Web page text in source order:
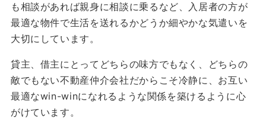
も相談があれば親身に相談に乗るなど、入居者の方が
最適な物件で生活を送れるかどうか細やかな気遣いを
大切にしています。
貸主、借主にとってどちらの味方でもなく、どちらの
敵でもない不動産仲介会社だからこそ冷静に、お互い
最適なwin-winになれるような関係を築けるように心
がけています。